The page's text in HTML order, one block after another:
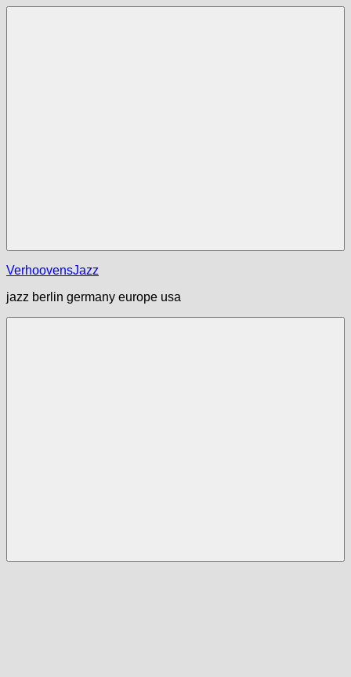
Zum
VerhoovensJazz
jazz berlin germany europe usa